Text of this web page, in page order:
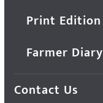
Print Edition
Farmer Diary
Contact Us